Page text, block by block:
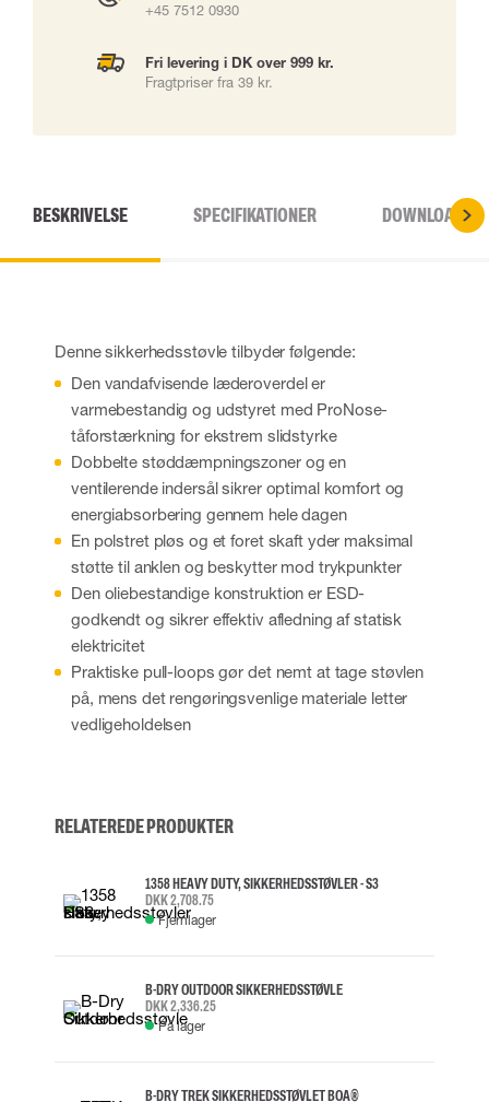
+45 7512 0930
Fri levering i DK over 999 kr.
Fragtpriser fra 39 kr.
BESKRIVELSE SPECIFIKATIONER DOWNLOADS
Denne sikkerhedsstøvle tilbyder følgende:
Den vandafvisende læderoverdel er
varmebestandig og udstyret med ProNose-
tåforstærkning for ekstrem slidstyrke
Dobbelte støddæmpningszoner og en
ventilerende indersål sikrer optimal komfort og
energiabsorbering gennem hele dagen
En polstret pløs og et foret skaft yder maksimal
støtte til anklen og beskytter mod trykpunkter
Den oliebestandige konstruktion er ESD-
godkendt og sikrer effektiv afledning af statisk
elektricitet
Praktiske pull-loops gør det nemt at tage støvlen
på, mens det rengøringsvenlige materiale letter
vedligeholdelsen
RELATEREDE PRODUKTER
1358 HEAVY DUTY, SIKKERHEDSSTØVLER - S3
DKK 2,708.75
Fjernlager
B-DRY OUTDOOR SIKKERHEDSSTØVLE
DKK 2,336.25
På lager
B-DRY TREK SIKKERHEDSSTØVLET BOA®